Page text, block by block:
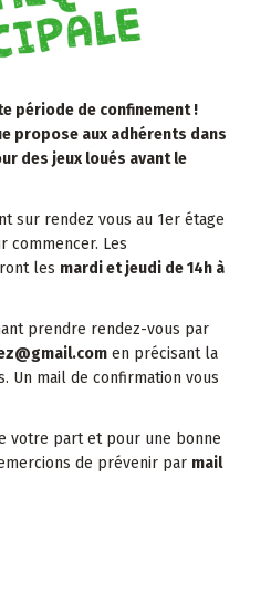
période de confinement !
propose aux adhérents dans
des jeux loués avant le
sur rendez vous au 1er étage
commencer. Les
les mardi et jeudi de 14h à
prendre rendez-vous par
en précisant la
Un mail de confirmation vous
votre part et pour une bonne
de prévenir par mail